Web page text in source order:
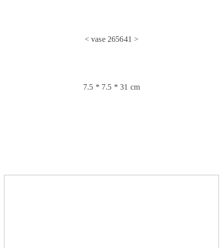
< vase 265641 >
7.5 * 7.5 * 31 cm